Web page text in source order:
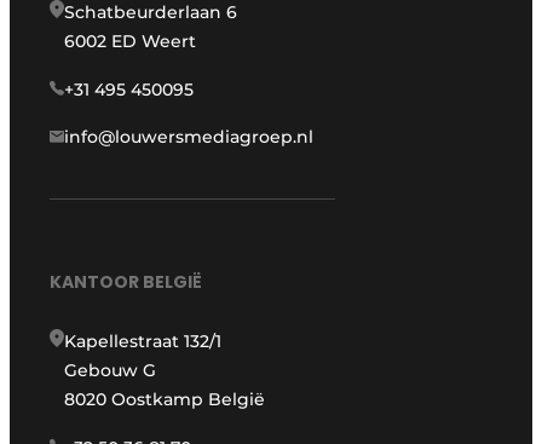
Schatbeurderlaan 6
6002 ED Weert
+31 495 450095
info@louwersmediagroep.nl
KANTOOR BELGIË
Kapellestraat 132/1
Gebouw G
8020 Oostkamp België